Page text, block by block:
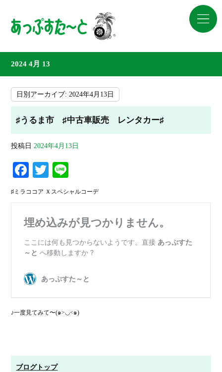
2024 4月 13
日別アーカイブ:2024年4月13日
♯うるま市 ♯中古車販売 レンタカー♯
投稿日 2024年4月13日
Fa
ce
bo
ok
T
wi
tte
r
ne
♯ミラココア Ｘスペシャルコーデ
♪一度見てみて〜(๑>◡<๑)
ブログトップ